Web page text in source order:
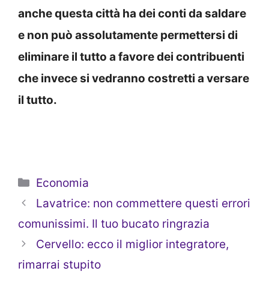
anche questa città ha dei conti da saldare
e non può assolutamente permettersi di
eliminare il tutto a favore dei contribuenti
che invece si vedranno costretti a versare
il tutto.
Categorie
Economia
Lavatrice: non commettere questi errori
comunissimi. Il tuo bucato ringrazia
Cervello: ecco il miglior integratore,
rimarrai stupito